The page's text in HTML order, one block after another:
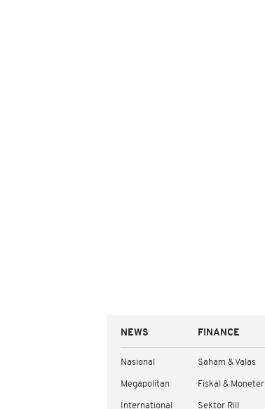
NEWS
Nasional
Megapolitan
International
FINANCE
Saham & Valas
Fiskal & Moneter
Sektor Riil